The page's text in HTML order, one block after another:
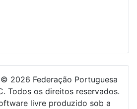
2026 Federação Portuguesa
Todos os direitos reservados.
livre produzido sob a